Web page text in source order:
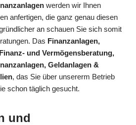
werden wir Ihnen
anfertigen, die ganz genau diesen
an schauen Sie sich somit
Das Finanzanlagen,
und Vermögensberatung,
Geldanlagen &
, das Sie über unsererm Betrieb
schon täglich gesucht.
und